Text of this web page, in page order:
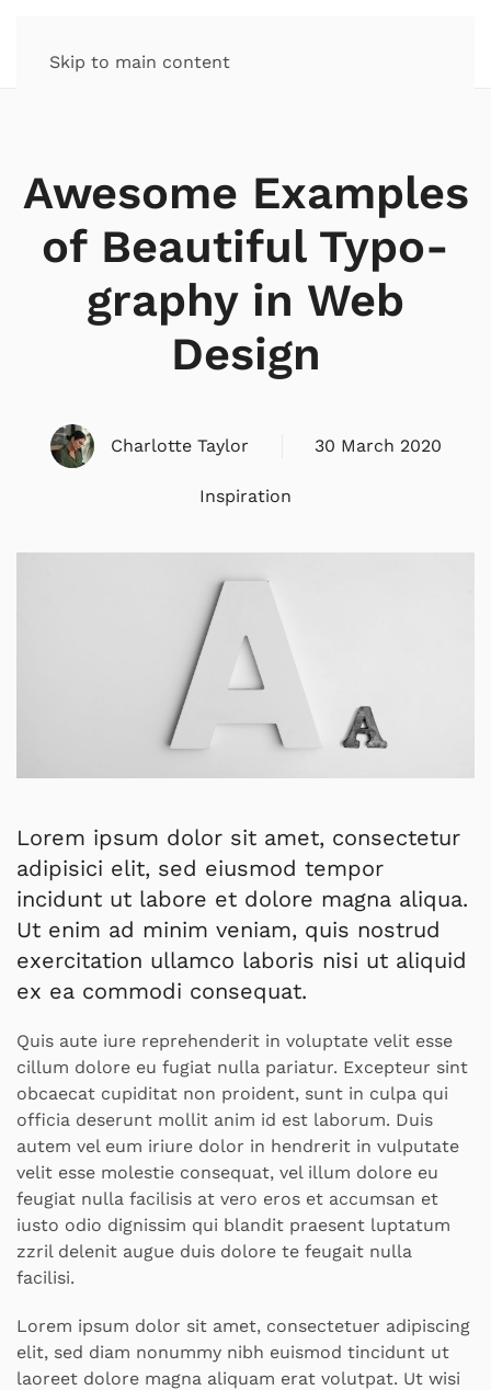
Skip to main content
Awesome Examples
of Beauti­ful Typo­­­­
graphy in Web
Design
Charlotte Taylor 30 March 2020
Inspiration
Lorem ipsum dolor sit amet, consectetur
adipisici elit, sed eiusmod tempor
incidunt ut labore et dolore magna aliqua.
Ut enim ad minim veniam, quis nostrud
exercitation ullamco laboris nisi ut aliquid
ex ea commodi consequat.
Quis aute iure reprehenderit in voluptate velit esse
cillum dolore eu fugiat nulla pariatur. Excepteur sint
obcaecat cupiditat non proident, sunt in culpa qui
officia deserunt mollit anim id est laborum. Duis
autem vel eum iriure dolor in hendrerit in vulputate
velit esse molestie consequat, vel illum dolore eu
feugiat nulla facilisis at vero eros et accumsan et
iusto odio dignissim qui blandit praesent luptatum
zzril delenit augue duis dolore te feugait nulla
facilisi.
Lorem ipsum dolor sit amet, consectetuer adipiscing
elit, sed diam nonummy nibh euismod tincidunt ut
laoreet dolore magna aliquam erat volutpat. Ut wisi